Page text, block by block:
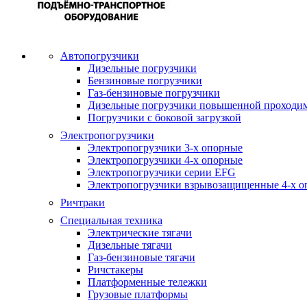
Автопогрузчики
Дизельные погрузчики
Бензиновые погрузчики
Газ-бензиновые погрузчики
Дизельные погрузчики повышенной
Погрузчики с боковой загрузкой
Электропогрузчики
Электропогрузчики 3-х опорные
Электропогрузчики 4-х опорные
Электропогрузчики серии EFG
Электропогрузчики взрывозащищенные 4-х
Ричтраки
Специальная техника
Электрические тягачи
Дизельные тягачи
Газ-бензиновые тягачи
Ричстакеры
Платформенные тележки
Грузовые платформы